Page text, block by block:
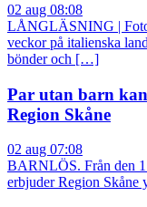
02 aug 08:08
LÅNGLÄSNING |
veckor på italienska
bönder och […]
Par utan barn
Region Skåne
02 aug 07:08
BARNLÖS. Från den 1
erbjuder Region